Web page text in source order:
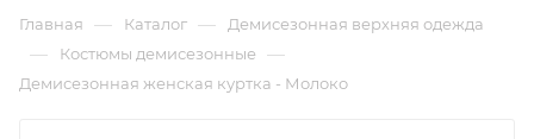
Главная — Каталог — Демисезонная верхняя одежда
— Костюмы демисезонные —
Демисезонная женская куртка - Молоко